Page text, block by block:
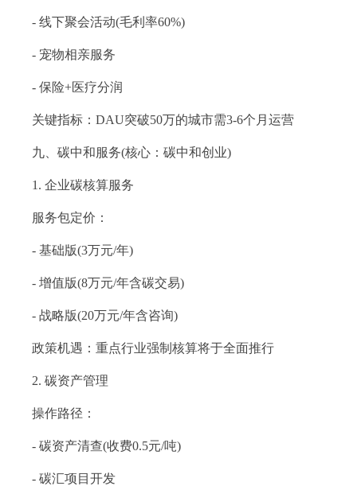
- 线下聚会活动(毛利率60%)
- 宠物相亲服务
- 保险+医疗分润
关键指标：DAU突破50万的城市需3-6个月运营
九、碳中和服务(核心：碳中和创业)
1. 企业碳核算服务
服务包定价：
- 基础版(3万元/年)
- 增值版(8万元/年含碳交易)
- 战略版(20万元/年含咨询)
政策机遇：重点行业强制核算将于全面推行
2. 碳资产管理
操作路径：
- 碳资产清查(收费0.5元/吨)
- 碳汇项目开发